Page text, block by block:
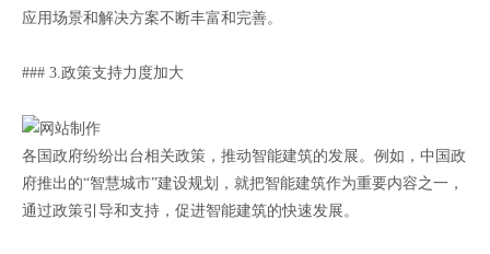
应用场景和解决方案不断丰富和完善。
### 3.政策支持力度加大
各国政府纷纷出台相关政策，推动智能建筑的发展。例如，中国政
府推出的“智慧城市”建设规划，就把智能建筑作为重要内容之一，
通过政策引导和支持，促进智能建筑的快速发展。